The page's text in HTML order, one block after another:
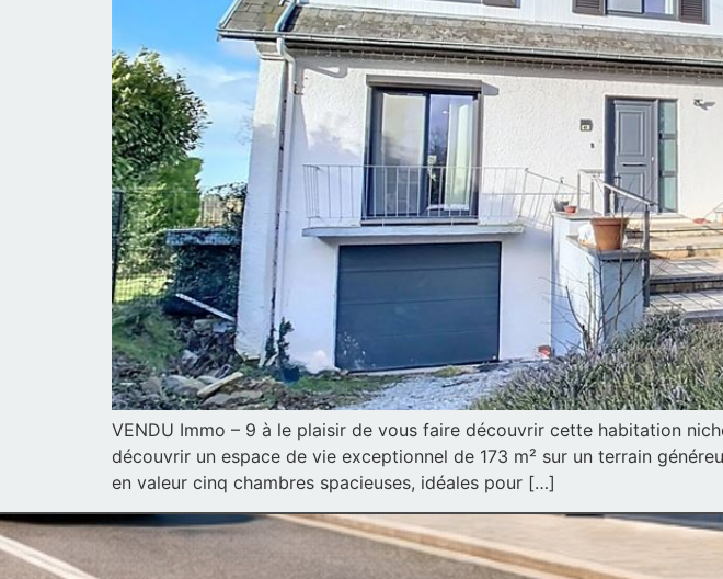
VENDU Immo – 9 à le plaisir de vous faire découvrir cette habitation
découvrir un espace de vie exceptionnel de 173 m² sur un terrain
en valeur cinq chambres spacieuses, idéales pour […]